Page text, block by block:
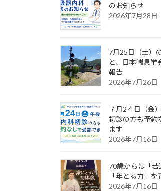
のお知らせ
2026年7月28日
7月25日（土）
と、日本喘息学
報告
2026年7月26日
７月2４日（金
初診の方も予約
ます
2026年7月16日
70歳からは「若
「年とる力」
2026年7月16日